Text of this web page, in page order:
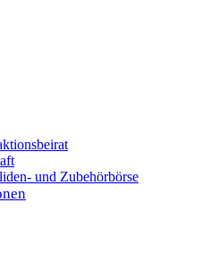
und Zubehörbörse